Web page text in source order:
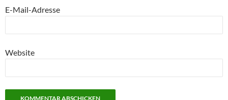
E-Mail-Adresse
Website